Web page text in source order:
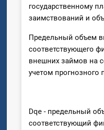
государственному
заимствований и
Предельный объем
соответствующего
внешних займов на
учетом
Dqe - предельный
соответствующий